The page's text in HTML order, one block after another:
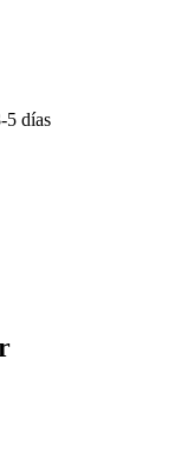
5 días